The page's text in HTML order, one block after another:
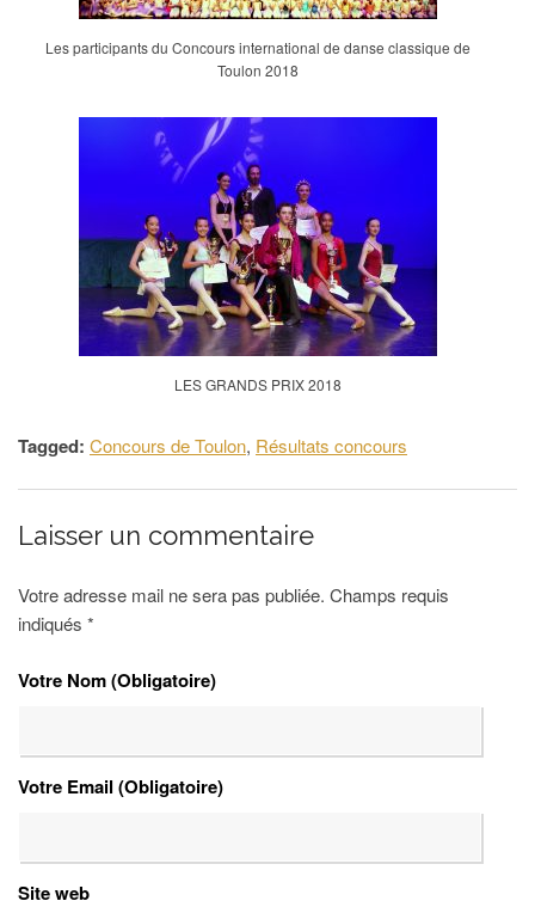
Les participants du Concours international de danse classique de
Toulon 2018
LES GRANDS PRIX 2018
Tagged: Concours de Toulon, Résultats concours
Laisser un commentaire
Votre adresse mail ne sera pas publiée. Champs requis
indiqués *
Votre Nom (Obligatoire)
Votre Email (Obligatoire)
Site web